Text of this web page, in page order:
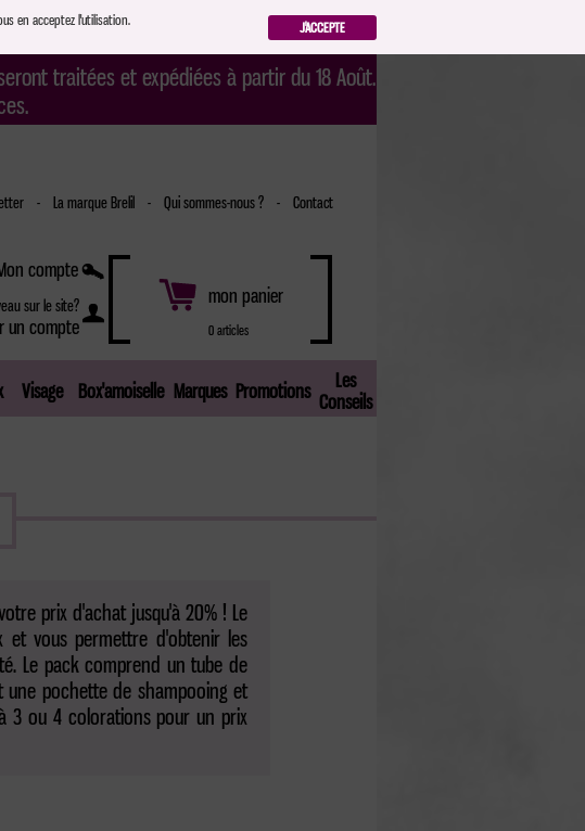
en acceptez l'utilisation. J'ACCEPTE
traitées et expédiées à partir du 18 Août.
- La marque Brelil - Qui sommes-nous ? - Contact
compte
mon panier
0 articles
sur le site?
un compte
Visage Box'amoiselle Marques Promotions
Les
Conseils
prix d'achat jusqu'à 20% ! Le
vous permettre d'obtenir les
Le pack comprend un tube de
pochette de shampooing et
3 ou 4 colorations pour un prix